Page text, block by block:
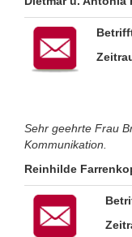
Sehr geehrte Frau
Kommunikation.
Reinhilde